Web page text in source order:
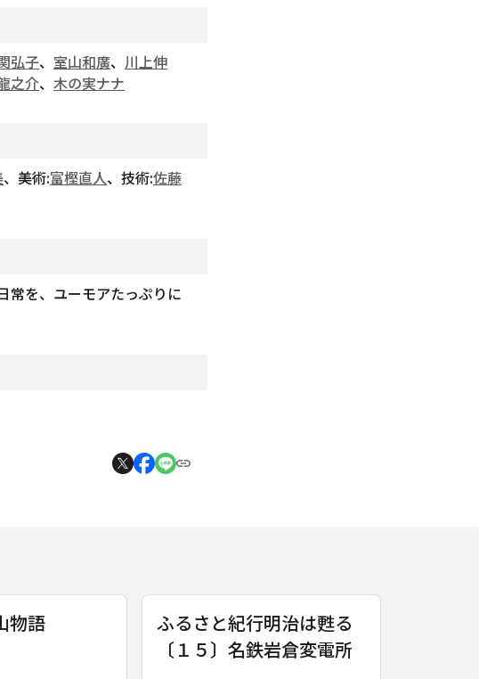
弘子、 室山和廣、 川上伸
之介、 木の実ナナ
、美術:富樫直人、技術:佐藤
常を、ユーモアたっぷりに
物語
ふるさと紀行明治は甦る
〔１５〕名鉄岩倉変電所